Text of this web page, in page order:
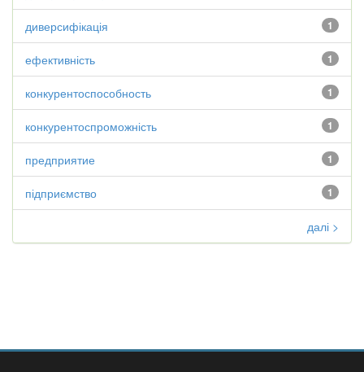
1
диверсифікація
1
ефективність
1
конкурентоспособность
1
конкурентоспроможність
1
предприятие
1
підприємство
далі >